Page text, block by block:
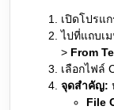
เปิดโปรแ
ไปที่แถบเ
> From
เลือกไฟล์
จุดสำคัญ:
File